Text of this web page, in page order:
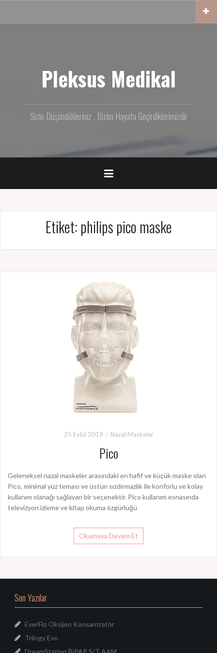
Pleksus Medikal
Sizin Düşündükleriniz , Bizim Hayata Geçirdiklerimizdir
Etiket: philips pico maske
25 Eylül 2019 Nazal Maskeler
Pico
Geleneksel nazal maskeler arasındaki en hafif ve küçük maske olan
Pico, minimal yüz teması ve üstün sızdırmazlık ile konforlu ve kolay
kullanım olanağı sağlayan bir seçenektir. Pico kullanım esnasında
televizyon izleme ve kitap okuma özgürlüğü
Okumaya Devam Et
Son Yazılar
EverFlo Oksijen Konsantratör
Trilogy Evo
DreamStation BiPAP S/T AAM